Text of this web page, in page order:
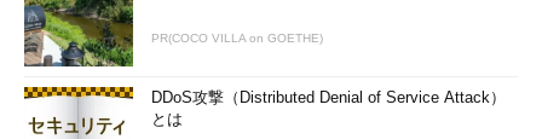
PR(COCO VILLA on GOETHE)
DDoS攻撃（Distributed Denial of Service Attack）
とは